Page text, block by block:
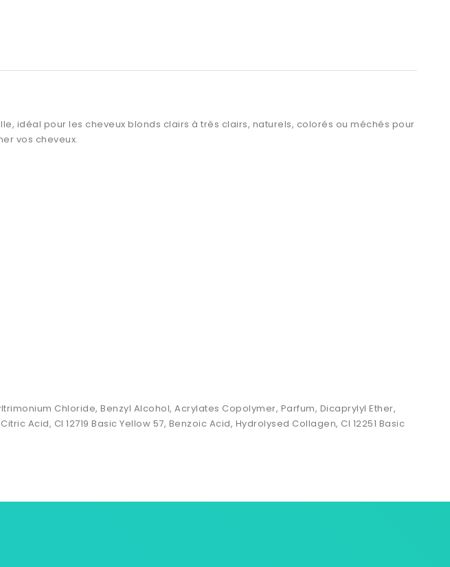
idéal pour les cheveux blonds clairs à très clairs, naturels, colorés ou méchés pour
vos cheveux.
Chloride, Benzyl Alcohol, Acrylates Copolymer, Parfum, Dicaprylyl Ether,
Acid, CI 12719 Basic Yellow 57, Benzoic Acid, Hydrolysed Collagen, CI 12251 Basic